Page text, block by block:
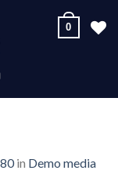
0
in Demo media